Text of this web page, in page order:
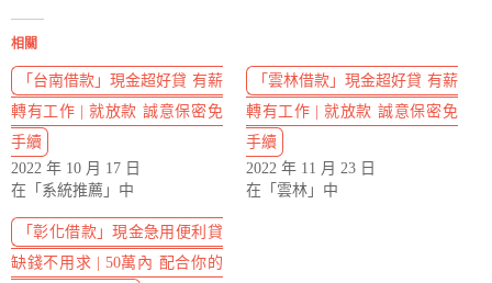
相關
「台南借款」現金超好貸 有薪
轉有工作 | 就放款 誠意保密免
手續
2022 年 10 月 17 日
在「系統推薦」中
「雲林借款」現金超好貸 有薪
轉有工作 | 就放款 誠意保密免
手續
2022 年 11 月 23 日
在「雲林」中
「彰化借款」現金急用便利貸
缺錢不用求 | 50萬內 配合你的